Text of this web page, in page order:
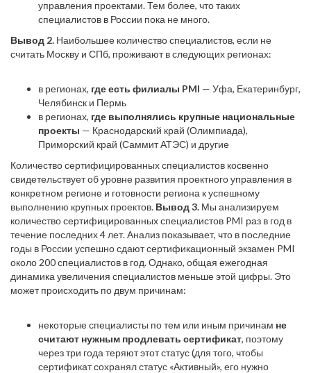
управления проектами. Тем более, что таких
специалистов в России пока не много.
Вывод 2. Наибольшее количество специалистов, если не
считать Москву и СПб, проживают в следующих регионах:
в регионах, где есть филиалы PMI — Уфа, Екатеринбург,
Челябинск и Пермь
в регионах, где выполнялись крупные национальные
проекты — Краснодарский край (Олимпиада),
Приморский край (Саммит АТЭС) и другие
Количество сертифицированных специалистов косвенно
свидетельствует об уровне развития проектного управления в
конкретном регионе и готовности региона к успешному
выполнению крупных проектов. Вывод 3. Мы анализируем
количество сертифицированных специалистов PMI раз в год в
течение последних 4 лет. Анализ показывает, что в последние
годы в России успешно сдают сертификационный экзамен PMI
около 200 специалистов в год. Однако, общая ежегодная
динамика увеличения специалистов меньше этой цифры. Это
может происходить по двум причинам:
некоторые специалисты по тем или иным причинам не
считают нужным продлевать сертификат, поэтому
через три года теряют этот статус (для того, чтобы
сертификат сохранял статус «Активный», его нужно